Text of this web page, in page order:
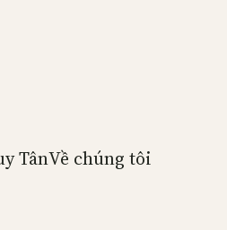
TânVề chúng tôi